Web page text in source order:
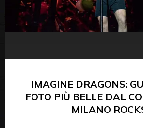
IMAGINE DRAGONS:
FOTO PIÙ BELLE DAL
MILANO